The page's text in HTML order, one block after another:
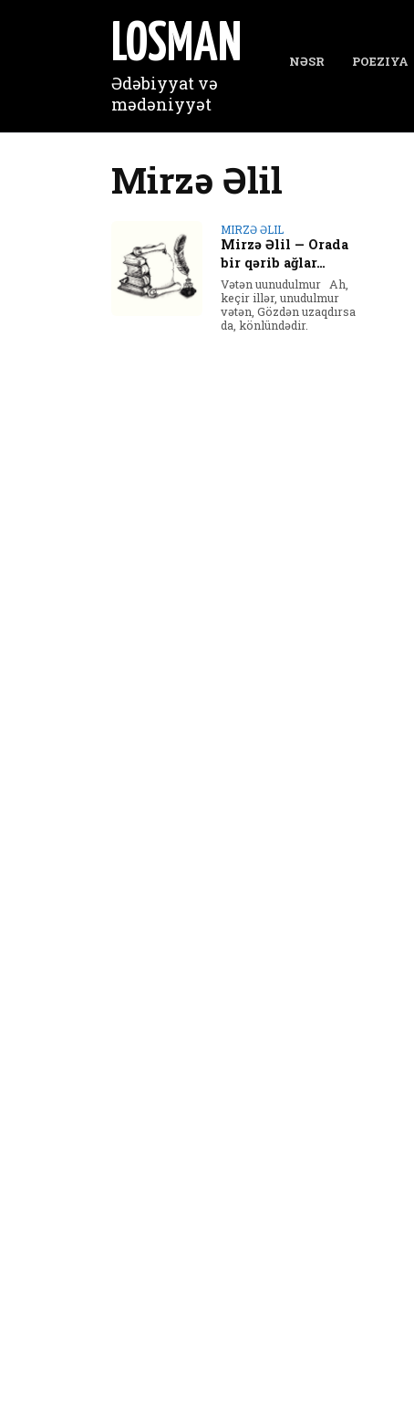
LOSMAN
Ədəbiyyat və
mədəniyyət
NƏSR POEZIYA
Mirzə Əlil
MIRZƏ ƏLIL
Mirzə Əlil — Orada
bir qərib ağlar…
Vətən uunudulmur Ah,
keçir illər, unudulmur
vətən, Gözdən uzaqdırsa
da, könlündədir.